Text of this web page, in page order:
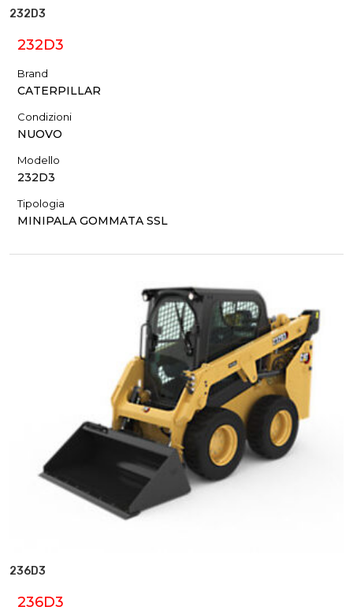
232D3
232D3
Brand
CATERPILLAR
Condizioni
NUOVO
Modello
232D3
Tipologia
MINIPALA GOMMATA SSL
236D3
236D3